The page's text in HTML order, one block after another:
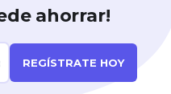
ahorrar!
REGÍSTRATE HOY